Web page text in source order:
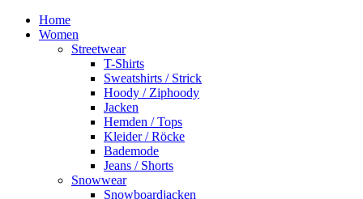
Home
Women
Streetwear
T-Shirts
Sweatshirts / Strick
Hoody / Ziphoody
Jacken
Hemden / Tops
Kleider / Röcke
Bademode
Jeans / Shorts
Snowwear
Snowboardjacken